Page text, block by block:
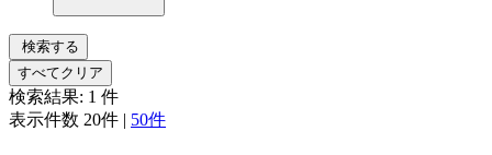
検索する
すべてクリア
検索結果: 1 件
表示件数 20件 | 50件